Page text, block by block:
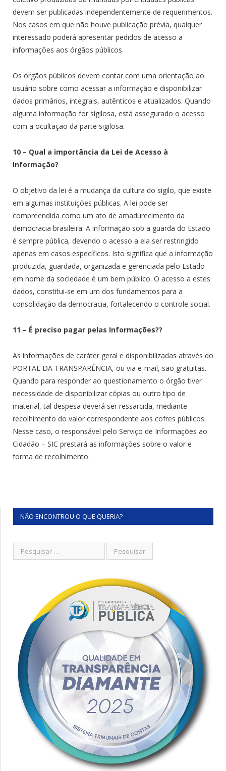
devem ser publicadas independentemente de requerimentos.
Nos casos em que não houve publicação prévia, qualquer
interessado poderá apresentar pedidos de acesso a
informações aos órgãos públicos.
Os órgãos públicos devem contar com uma orientação ao
usuário sobre como acessar a informação e disponibilizar
dados primários, integrais, autênticos e atualizados. Quando
alguma informação for sigilosa, está assegurado o acesso
com a ocultação da parte sigilosa.
10 – Qual a importância da Lei de Acesso à
Informação?
O objetivo da lei é a mudança da cultura do sigilo, que existe
em algumas instituições públicas. A lei pode ser
compreendida como um ato de amadurecimento da
democracia brasileira. A informação sob a guarda do Estado
é sempre pública, devendo o acesso a ela ser restringido
apenas em casos específicos. Isto significa que a informação
produzida, guardada, organizada e gerenciada pelo Estado
em nome da sociedade é um bem público. O acesso a estes
dados, constitui-se em um dos fundamentos para a
consolidação da democracia, fortalecendo o controle social.
11 – É preciso pagar pelas Informações??
As informações de caráter geral e disponibilizadas através do
PORTAL DA TRANSPARÊNCIA, ou via e-mail, são gratuitas.
Quando para responder ao questionamento o órgão tiver
necessidade de disponibilizar cópias ou outro tipo de
material, tal despesa deverá ser ressarcida, mediante
recolhimento do valor correspondente aos cofres públicos.
Nesse caso, o responsável pelo Serviço de Informações ao
Cidadão – SIC prestará as informações sobre o valor e
forma de recolhimento.
NÃO ENCONTROU O QUE QUERIA?